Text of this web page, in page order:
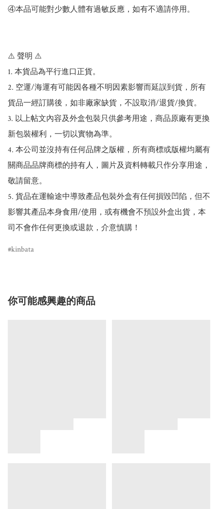
④本品可能對少數人體有過敏反應，如有不適請停用。
⚠️ 聲明 ⚠️
1. 本貨品為平行進口正貨。
2. 空運/海運有可能因各種不明因素影響而延誤到貨，所有
貨品一經訂購後，如非廠家缺貨，不設取消/退貨/換貨。
3. 以上帖文內容及外盒包裝只供參考用途，商品原廠有更換
新包裝權利，一切以實物為準。
4. 本公司並沒持有任何品牌之版權，所有商標或版權均屬有
關商品品牌商標的持有人，圖片及資料轉載只作分享用途，
敬請留意。
5. 貨品在運輸途中導致產品包裝外盒有任何損毀凹陷，但不
影響其產品本身食用/使用，或有機會不預設外盒出貨，本
司不會作任何更換或退款，介意慎購！
kinbata
你可能感興趣的商品